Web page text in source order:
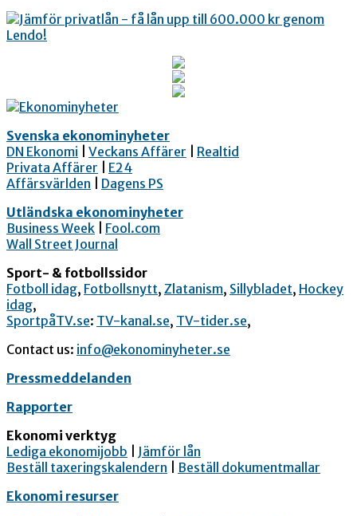
Svenska ekonominyheter
DN Ekonomi
Veckans Affärer
Realtid
Privata Affärer
E24
Affärsvärlden
Dagens PS
Utländska ekonominyheter
Business Week
Fool.com
Wall Street Journal
Sport- & fotbollssidor
Fotboll idag, Fotbollsnytt, Zlatanism, Sillybladet, Hockey
idag,
SportpåTV.se: TV-kanal.se, TV-tider.se,
Contact us: info@ekonominyheter.se
Pressmeddelanden
Rapporter
Ekonomi verktyg
Lediga ekonomijobb
Jämför lån
Beställ taxeringskalendern
Beställ dokumentmallar
Ekonomi resurser